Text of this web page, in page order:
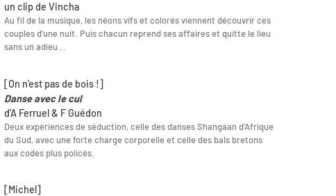
un clip de Vincha
Au fil de la musique, les néons vifs et colorés viennent découvrir ces
couples d’une nuit. Puis chacun reprend ses affaires et quitte le lieu
sans un adieu...
[On n'est pas de bois !]
Danse avec le cul
d'A Ferruel & F Guédon
Deux expériences de séduction, celle des danses Shangaan d’Afrique
du Sud, avec une forte charge corporelle et celle des bals bretons
aux codes plus policés.
[Michel]